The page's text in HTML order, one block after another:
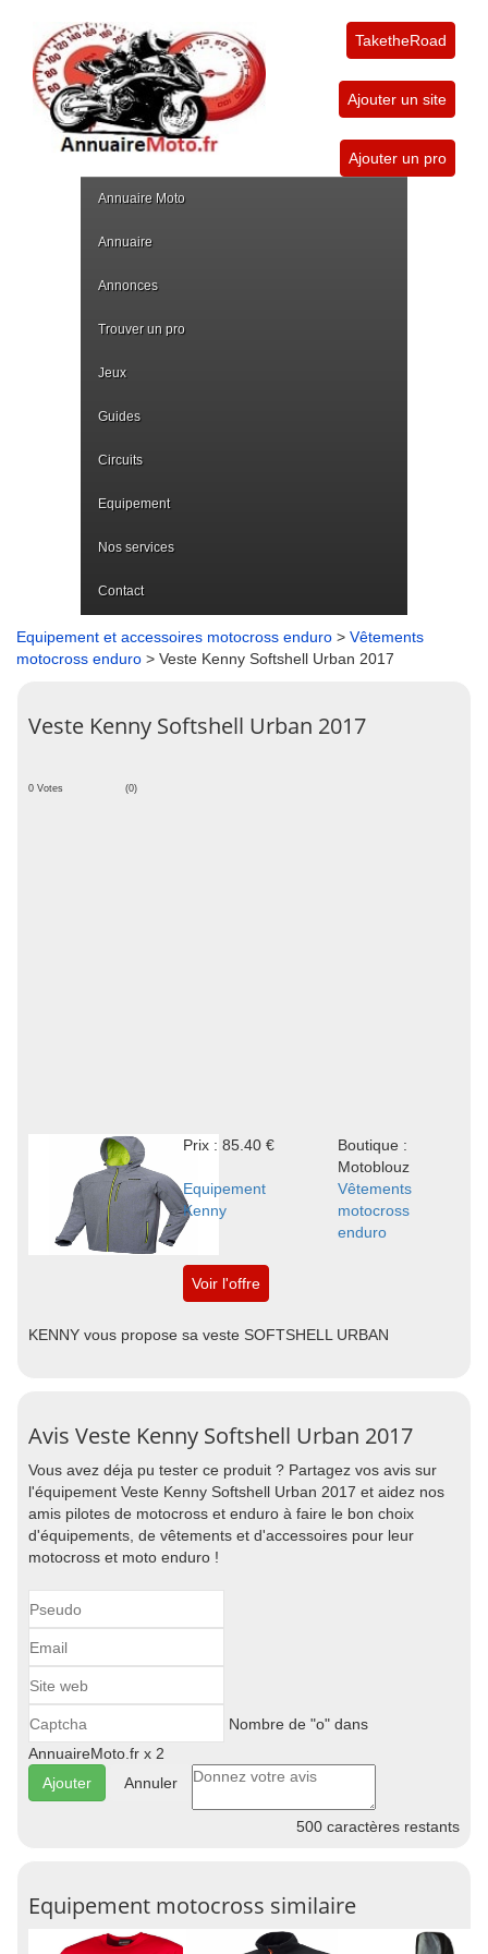
TaketheRoad
Ajouter un site
Ajouter un pro
Annuaire Moto
Annuaire
Annonces
Trouver un pro
Jeux
Guides
Circuits
Equipement
Nos services
Contact
Equipement et accessoires motocross enduro > Vêtements
motocross enduro > Veste Kenny Softshell Urban 2017
Veste Kenny Softshell Urban 2017
0 Votes (0)
Prix : 85.40 €
Boutique :
Motoblouz
Equipement
Kenny
Vêtements
motocross
enduro
Voir l'offre
KENNY vous propose sa veste SOFTSHELL URBAN
Avis Veste Kenny Softshell Urban 2017
Vous avez déja pu tester ce produit ? Partagez vos avis sur
l'équipement Veste Kenny Softshell Urban 2017 et aidez nos
amis pilotes de motocross et enduro à faire le bon choix
d'équipements, de vêtements et d'accessoires pour leur
motocross et moto enduro !
Nombre de "o" dans
AnnuaireMoto.fr x 2
Annuler
500 caractères restants
Equipement motocross similaire